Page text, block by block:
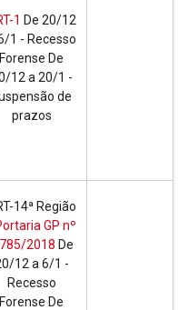
1 De 20/12
1 - Recesso
Forense De
12 a 20/1 -
de
prazos
14ª Região
GP nº
2018 De
12 a 6/1 -
Recesso
Forense De